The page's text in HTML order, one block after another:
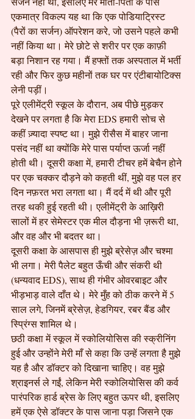
एकमात्र विकल्प यह था कि एक पोडियाट्रिस्ट
(पैरों का सर्जन) ऑपरेशन करे, जो उसने पहले कभी
नहीं किया था। मेरे छोटे से शरीर पर एक काफ़ी
बड़ा निशान रह गया। मैं हफ्तों तक अस्पताल में भर्ती
रही और फिर कुछ महीनों तक घर पर एंटीबायोटिक्स
लेनी पड़ीं।
पूरे एलीमेंट्री स्कूल के दौरान, अब पीछे मुड़कर
देखने पर लगता है कि मेरा EDS हमारी सोच से
कहीं ज़्यादा स्पष्ट था। मुझे रीसैस में बाहर जाना
पसंद नहीं था क्योंकि मेरे पास पर्याप्त ऊर्जा नहीं
होती थी। दूसरी कक्षा में, हमारी टीचर हमें बेचैन होने
पर एक चक्कर दौड़ने को कहती थीं, मुझे वह पल हर
दिन नफ़रत भरा लगता था। मैं दर्द में थी और पूरी
तरह थकी हुई रहती थी। एलीमेंट्री के आख़िरी
सालों में हर सेमेस्टर एक मील दौड़ना भी ज़रूरी था,
और वह और भी बदतर था।
दूसरी कक्षा के आसपास ही मुझे ब्रेसेज़ और चश्मा
भी लगा। मेरी पैलेट बहुत ऊँची और संकरी थी
(धन्यवाद EDS), साथ ही गंभीर ओवरबाइट और
भीड़भाड़ वाले दाँत थे। मेरे मुँह को ठीक करने में 5
साल लगे, जिनमें ब्रेसेज़, हेडगियर, रबर बैंड और
स्प्रिंग्स शामिल थे।
छठी कक्षा में स्कूल में स्कोलियोसिस की स्क्रीनिंग
हुई और उन्होंने मेरी माँ से कहा कि उन्हें लगता है मुझे
यह है और डॉक्टर को दिखाना चाहिए। वह मुझे
श्राइनर्स ले गईं, लेकिन मेरी स्कोलियोसिस की कर्व
पारंपरिक हार्ड ब्रेस के लिए बहुत ऊपर थी, इसलिए
हमें एक ऐसे डॉक्टर के पास जाना पड़ा जिसने एक